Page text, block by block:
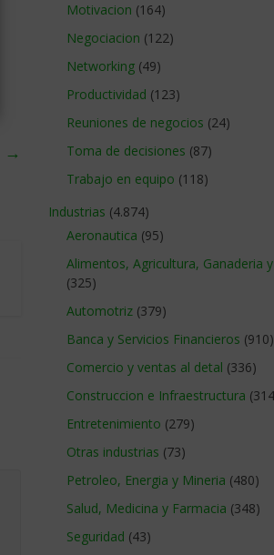
→
Motivacion (164)
Negociacion (122)
Networking (49)
Productividad (123)
Reuniones de negocios (24)
Toma de decisiones (87)
Trabajo en equipo (118)
Industrias (4.874)
Aeronautica (95)
Alimentos, Agricultura, Ganaderia
(325)
Automotriz (379)
Banca y Servicios Financieros (910)
Comercio y ventas al detal (336)
Construccion e Infraestructura
Entretenimiento (279)
Otras industrias (73)
Petroleo, Energia y Mineria (480)
Salud, Medicina y Farmacia (348)
Seguridad (43)